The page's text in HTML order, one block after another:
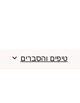
טיפים והסברים